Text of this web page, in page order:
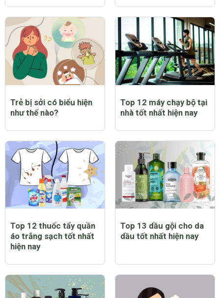
Trẻ bị sởi có biểu hiện
như thế nào?
Top 12 máy chạy bộ tại
nhà tốt nhất hiện nay
Top 12 thuốc tẩy quần
áo trắng sạch tốt nhất
hiện nay
Top 13 dầu gội cho da
dầu tốt nhất hiện nay